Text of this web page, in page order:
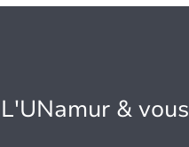
L'UNamur & vous